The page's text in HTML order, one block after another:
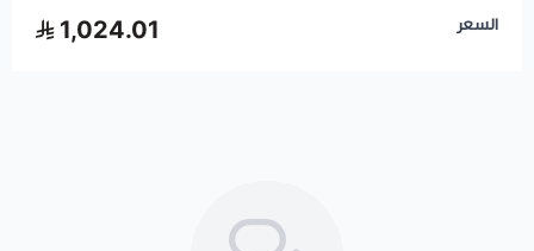
السعر 1,024.01